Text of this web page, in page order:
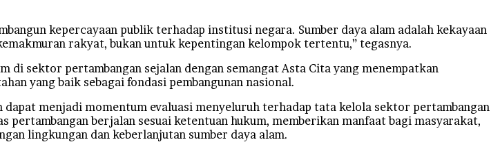
kepercayaan publik terhadap institusi negara. Sumber daya alam adalah kekayaan
rakyat, bukan untuk kepentingan kelompok tertentu,” tegasnya.
di sektor pertambangan sejalan dengan semangat Asta Cita yang menempatkan
yang baik sebagai fondasi pembangunan nasional.
menjadi momentum evaluasi menyeluruh terhadap tata kelola sektor pertambangan
berjalan sesuai ketentuan hukum, memberikan manfaat bagi masyarakat,
lingkungan dan keberlanjutan sumber daya alam.